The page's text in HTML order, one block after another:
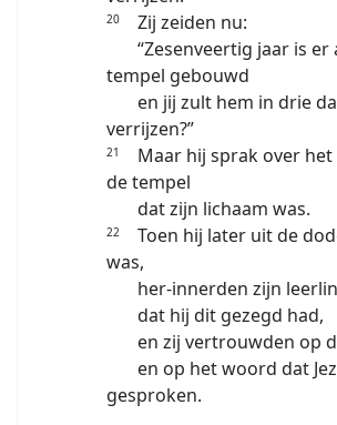
20
Zij zeiden nu:
“Zesenveertig jaar is er
tempel gebouwd
en jij zult hem in drie
verrijzen?”
21
Maar hij sprak over het
de tempel
dat zijn lichaam was.
22
Toen hij later uit de
was,
her-innerden zijn
dat hij dit gezegd had,
en zij vertrouwden op
en op het woord dat
gesproken.